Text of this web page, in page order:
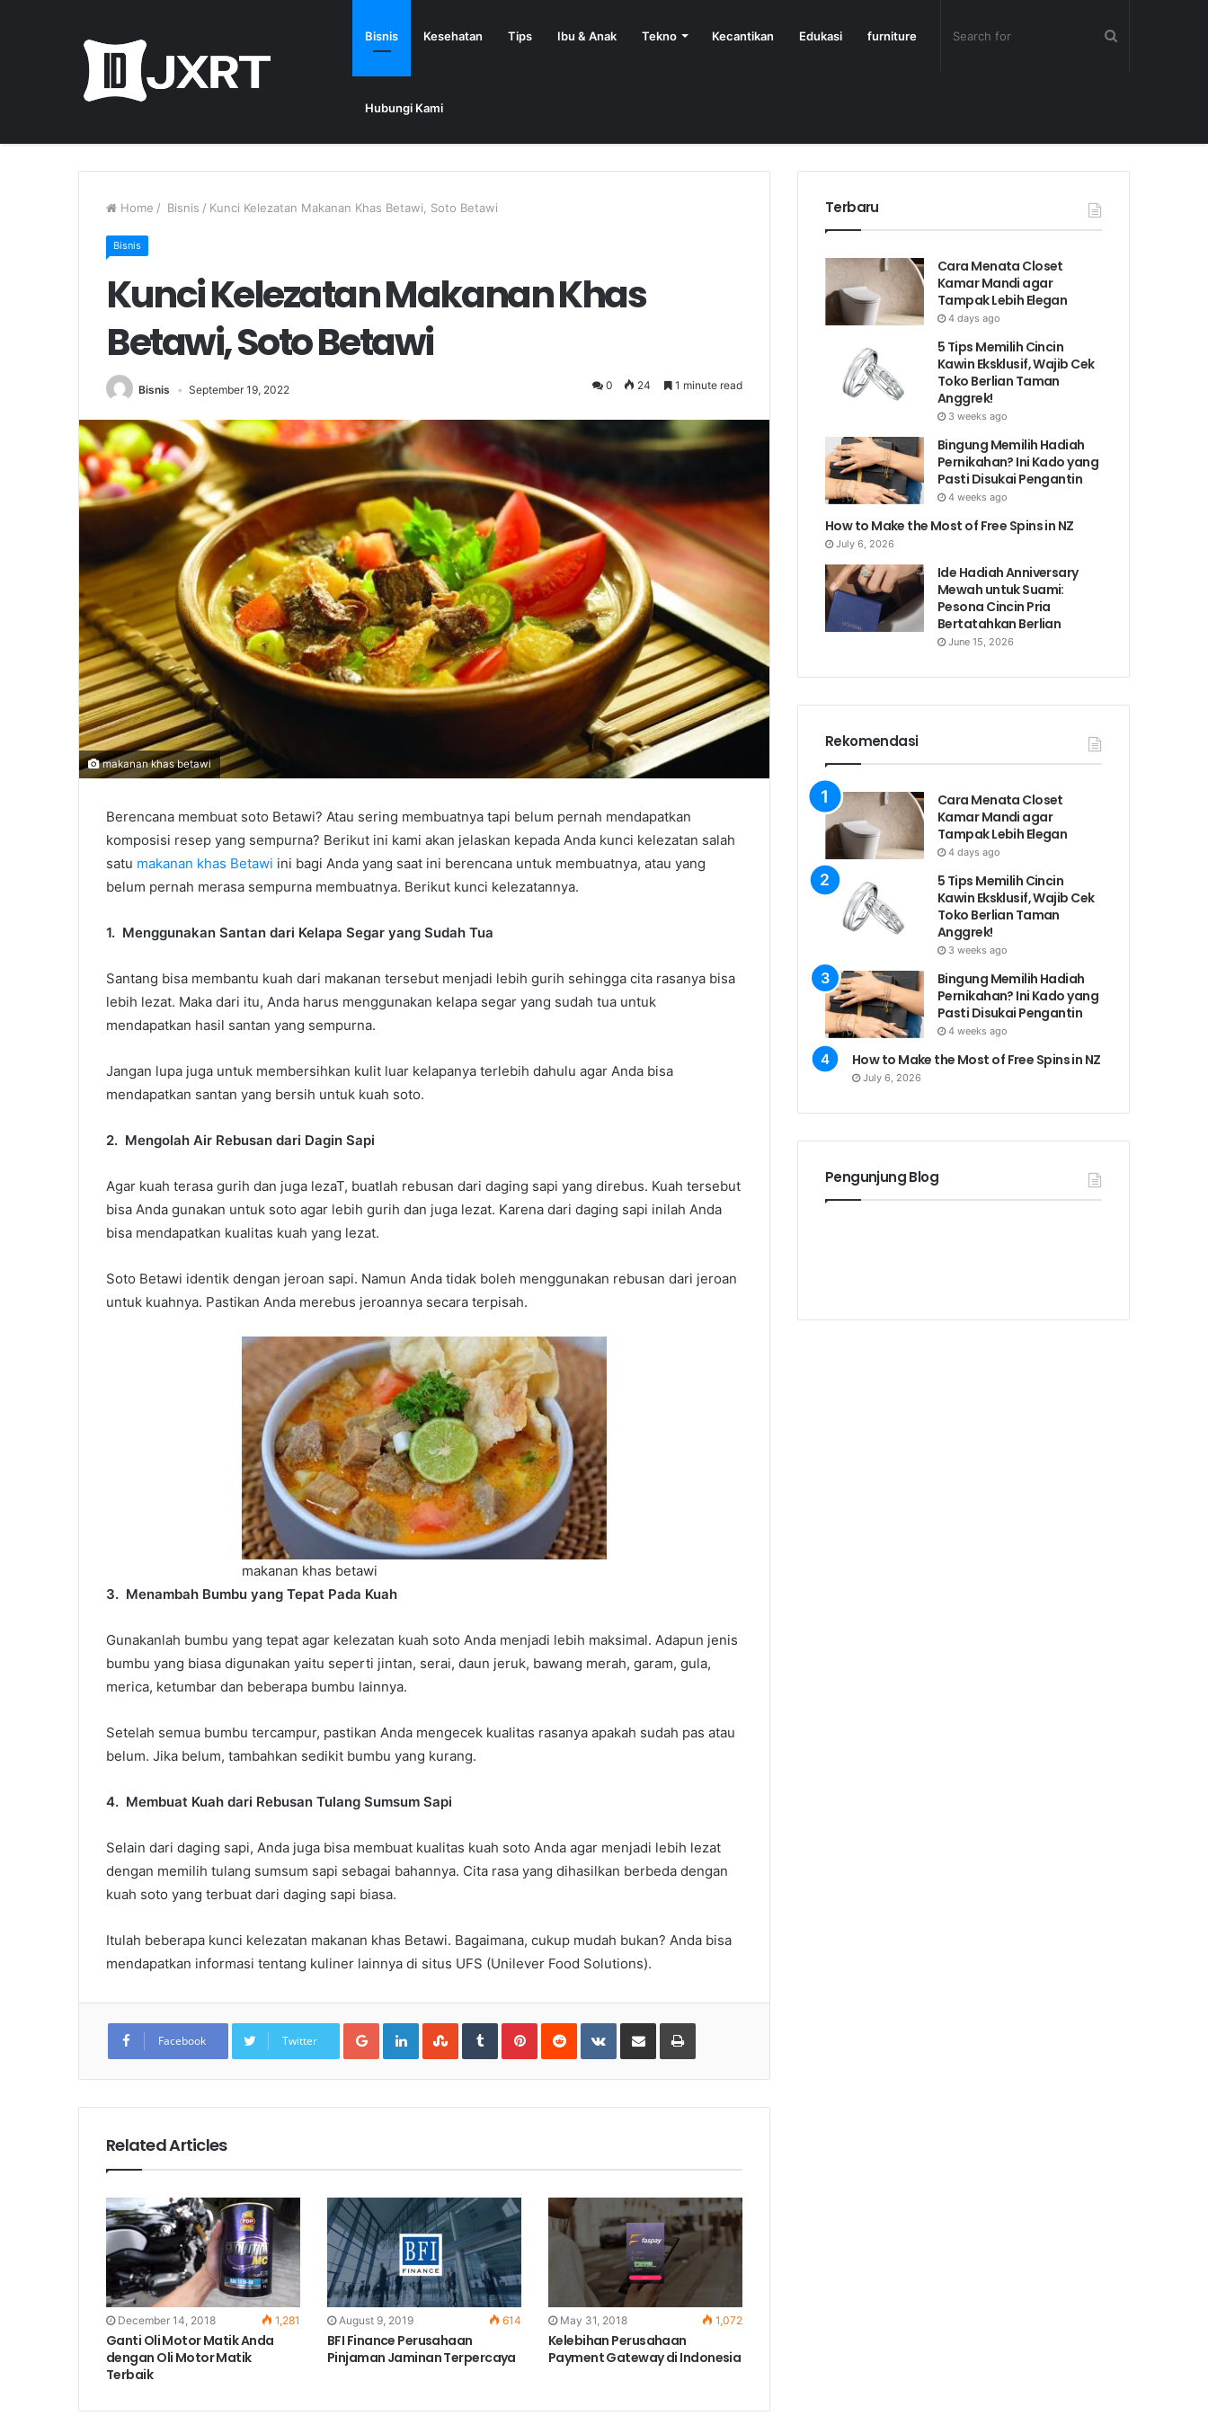
Bisnis Kesehatan Tips Ibu & Anak Tekno Kecantikan Edukasi furniture
Hubungi Kami
Home / Bisnis / Kunci Kelezatan Makanan Khas Betawi, Soto Betawi
Bisnis
Kunci Kelezatan Makanan Khas
Betawi, Soto Betawi
Bisnis September 19, 2022 0 24 1 minute read
makanan khas betawi
Berencana membuat soto Betawi? Atau sering membuatnya tapi belum pernah mendapatkan
komposisi resep yang sempurna? Berikut ini kami akan jelaskan kepada Anda kunci kelezatan salah
satu makanan khas Betawi ini bagi Anda yang saat ini berencana untuk membuatnya, atau yang
belum pernah merasa sempurna membuatnya. Berikut kunci kelezatannya.
1. Menggunakan Santan dari Kelapa Segar yang Sudah Tua
Santang bisa membantu kuah dari makanan tersebut menjadi lebih gurih sehingga cita rasanya bisa
lebih lezat. Maka dari itu, Anda harus menggunakan kelapa segar yang sudah tua untuk
mendapatkan hasil santan yang sempurna.
Jangan lupa juga untuk membersihkan kulit luar kelapanya terlebih dahulu agar Anda bisa
mendapatkan santan yang bersih untuk kuah soto.
2. Mengolah Air Rebusan dari Dagin Sapi
Agar kuah terasa gurih dan juga lezaT, buatlah rebusan dari daging sapi yang direbus. Kuah tersebut
bisa Anda gunakan untuk soto agar lebih gurih dan juga lezat. Karena dari daging sapi inilah Anda
bisa mendapatkan kualitas kuah yang lezat.
Soto Betawi identik dengan jeroan sapi. Namun Anda tidak boleh menggunakan rebusan dari jeroan
untuk kuahnya. Pastikan Anda merebus jeroannya secara terpisah.
makanan khas betawi
3. Menambah Bumbu yang Tepat Pada Kuah
Gunakanlah bumbu yang tepat agar kelezatan kuah soto Anda menjadi lebih maksimal. Adapun jenis
bumbu yang biasa digunakan yaitu seperti jintan, serai, daun jeruk, bawang merah, garam, gula,
merica, ketumbar dan beberapa bumbu lainnya.
Setelah semua bumbu tercampur, pastikan Anda mengecek kualitas rasanya apakah sudah pas atau
belum. Jika belum, tambahkan sedikit bumbu yang kurang.
4. Membuat Kuah dari Rebusan Tulang Sumsum Sapi
Selain dari daging sapi, Anda juga bisa membuat kualitas kuah soto Anda agar menjadi lebih lezat
dengan memilih tulang sumsum sapi sebagai bahannya. Cita rasa yang dihasilkan berbeda dengan
kuah soto yang terbuat dari daging sapi biasa.
Itulah beberapa kunci kelezatan makanan khas Betawi. Bagaimana, cukup mudah bukan? Anda bisa
mendapatkan informasi tentang kuliner lainnya di situs UFS (Unilever Food Solutions).
Facebook Twitter
Google+LinkedInStumbleUpon
TumblrPinterestReddit VKontakteShare
Email
Print
Related Articles
December 14, 2018 1,281
Ganti Oli Motor Matik Anda
dengan Oli Motor Matik
Terbaik
August 9, 2019 614
BFI Finance Perusahaan
Pinjaman Jaminan Terpercaya
May 31, 2018 1,072
Kelebihan Perusahaan
Payment Gateway di Indonesia
Terbaru
Cara Menata Closet
Kamar Mandi agar
Tampak Lebih Elegan
4 days ago
5 Tips Memilih Cincin
Kawin Eksklusif, Wajib Cek
Toko Berlian Taman
Anggrek!
3 weeks ago
Bingung Memilih Hadiah
Pernikahan? Ini Kado yang
Pasti Disukai Pengantin
4 weeks ago
How to Make the Most of Free Spins in NZ
July 6, 2026
Ide Hadiah Anniversary
Mewah untuk Suami:
Pesona Cincin Pria
Bertatahkan Berlian
June 15, 2026
Rekomendasi
Cara Menata Closet
Kamar Mandi agar
Tampak Lebih Elegan
4 days ago
5 Tips Memilih Cincin
Kawin Eksklusif, Wajib Cek
Toko Berlian Taman
Anggrek!
3 weeks ago
Bingung Memilih Hadiah
Pernikahan? Ini Kado yang
Pasti Disukai Pengantin
4 weeks ago
How to Make the Most of Free Spins in NZ
July 6, 2026
Pengunjung Blog